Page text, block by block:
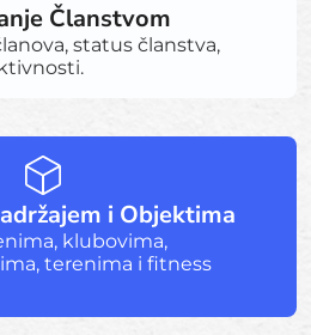
Članstvom
status članstva,
i Objektima
klubovima,
terenima i fitness